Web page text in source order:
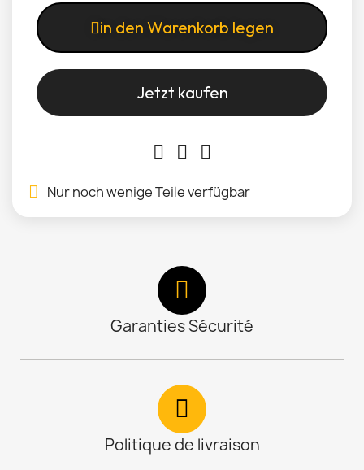
in den Warenkorb legen
Jetzt kaufen
Nur noch wenige Teile verfügbar
Garanties Sécurité
Politique de livraison